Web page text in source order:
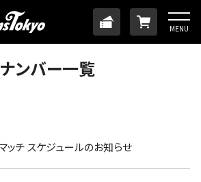
MENU
TICKET
ンバー一覧
ッチ スケジュールのお知らせ